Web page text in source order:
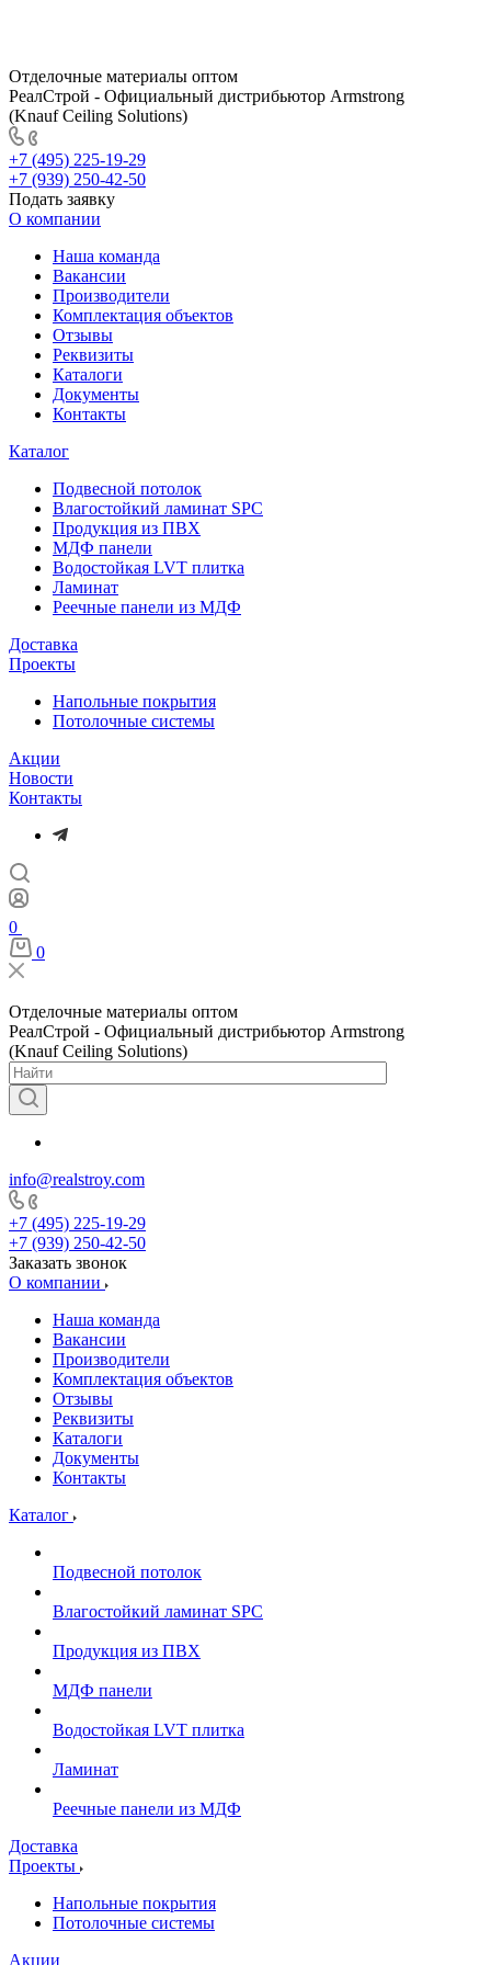
Отделочные материалы оптом
РеалСтрой - Официальный дистрибьютор Armstrong
(Knauf Ceiling Solutions)
+7 (495) 225-19-29
+7 (939) 250-42-50
Подать заявку
О компании
Наша команда
Вакансии
Производители
Комплектация объектов
Отзывы
Реквизиты
Каталоги
Документы
Контакты
Каталог
Подвесной потолок
Влагостойкий ламинат SPC
Продукция из ПВХ
МДФ панели
Водостойкая LVT плитка
Ламинат
Реечные панели из МДФ
Доставка
Проекты
Напольные покрытия
Потолочные системы
Акции
Новости
Контакты
0
0
Отделочные материалы оптом
РеалСтрой - Официальный дистрибьютор Armstrong
(Knauf Ceiling Solutions)
info@realstroy.com
+7 (495) 225-19-29
+7 (939) 250-42-50
Заказать звонок
О компании
Наша команда
Вакансии
Производители
Комплектация объектов
Отзывы
Реквизиты
Каталоги
Документы
Контакты
Каталог
Подвесной потолок
Влагостойкий ламинат SPC
Продукция из ПВХ
МДФ панели
Водостойкая LVT плитка
Ламинат
Реечные панели из МДФ
Доставка
Проекты
Напольные покрытия
Потолочные системы
Акции